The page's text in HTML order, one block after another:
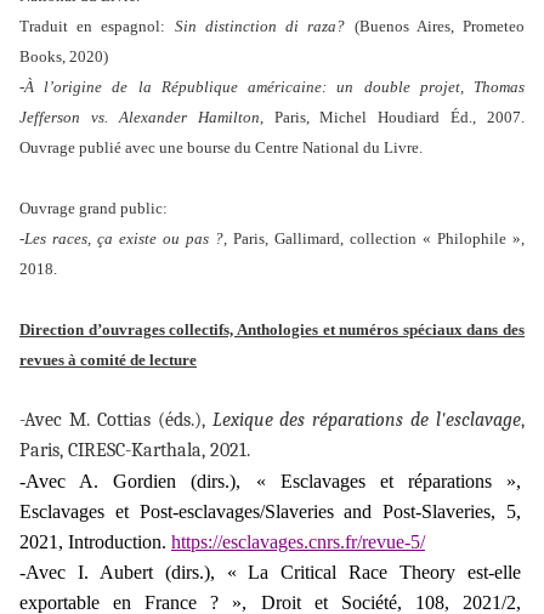
Traduit en espagnol: Sin distinction di raza? (Buenos Aires, Prometeo
Books, 2020)
-À l’origine de la République américaine: un double projet, Thomas
Jefferson vs. Alexander Hamilton, Paris, Michel Houdiard Éd., 2007.
Ouvrage publié avec une bourse du Centre National du Livre.
Ouvrage grand public:
-Les races, ça existe ou pas ?, Paris, Gallimard, collection « Philophile »,
2018.
Direction d’ouvrages collectifs, Anthologies et numéros spéciaux dans des
revues à comité de lecture
-Avec M. Cottias (éds.), Lexique des réparations de l'esclavage,
Paris, CIRESC-Karthala, 2021.
-Avec A. Gordien (dirs.), « Esclavages et réparations »,
Esclavages et Post-esclavages/Slaveries and Post-Slaveries, 5,
2021, Introduction. https://esclavages.cnrs.fr/revue-5/
-Avec I. Aubert (dirs.), « La Critical Race Theory est-elle
exportable en France ? », Droit et Société, 108, 2021/2,